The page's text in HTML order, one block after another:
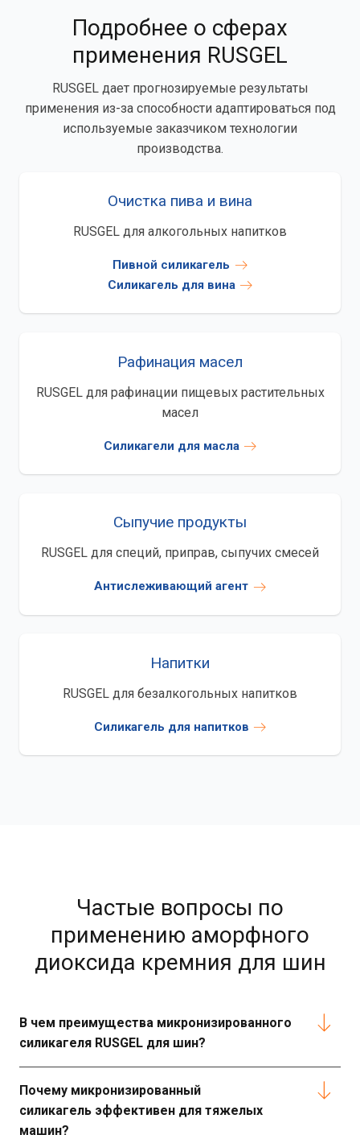
Подробнее о сферах
применения RUSGEL
RUSGEL дает прогнозируемые результаты
применения из-за способности адаптироваться под
используемые заказчиком технологии
производства.
Очистка пива и вина
RUSGEL для алкогольных напитков
Пивной силикагель
Силикагель для вина
Рафинация масел
RUSGEL для рафинации пищевых растительных
масел
Силикагели для масла
Сыпучие продукты
RUSGEL для специй, приправ, сыпучих смесей
Антислеживающий агент
Напитки
RUSGEL для безалкогольных напитков
Силикагель для напитков
Частые вопросы по
применению аморфного
диоксида кремния для шин
В чем преимущества микронизированного
силикагеля RUSGEL для шин?
Почему микронизированный
силикагель эффективен для тяжелых
машин?